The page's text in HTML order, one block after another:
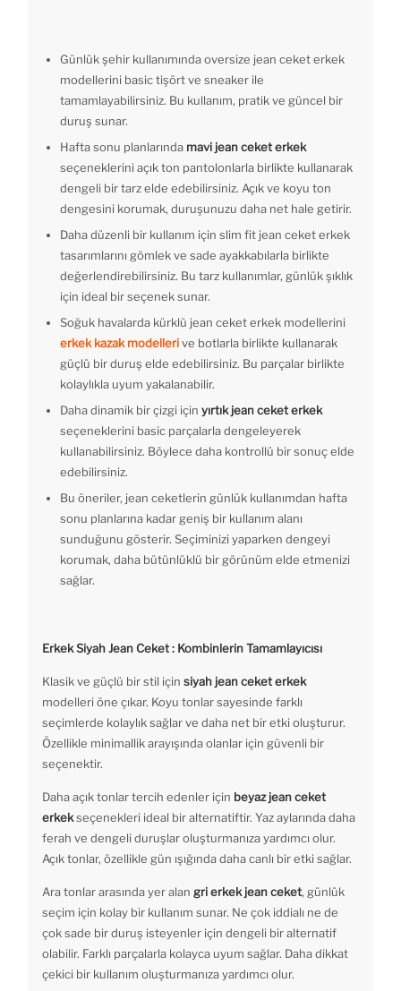
Günlük şehir kullanımında oversize jean ceket erkek
modellerini basic tişört ve sneaker ile
tamamlayabilirsiniz. Bu kullanım, pratik ve güncel bir
duruş sunar.
Hafta sonu planlarında mavi jean ceket erkek
seçeneklerini açık ton pantolonlarla birlikte kullanarak
dengeli bir tarz elde edebilirsiniz. Açık ve koyu ton
dengesini korumak, duruşunuzu daha net hale getirir.
Daha düzenli bir kullanım için slim fit jean ceket erkek
tasarımlarını gömlek ve sade ayakkabılarla birlikte
değerlendirebilirsiniz. Bu tarz kullanımlar, günlük şıklık
için ideal bir seçenek sunar.
Soğuk havalarda kürklü jean ceket erkek modellerini
erkek kazak modellerive botlarla birlikte kullanarak
güçlü bir duruş elde edebilirsiniz. Bu parçalar birlikte
kolaylıkla uyum yakalanabilir.
Daha dinamik bir çizgi için yırtık jean ceket erkek
seçeneklerini basic parçalarla dengeleyerek
kullanabilirsiniz. Böylece daha kontrollü bir sonuç elde
edebilirsiniz.
Bu öneriler, jean ceketlerin günlük kullanımdan hafta
sonu planlarına kadar geniş bir kullanım alanı
sunduğunu gösterir. Seçiminizi yaparken dengeyi
korumak, daha bütünlüklü bir görünüm elde etmenizi
sağlar.
Erkek Siyah Jean Ceket : Kombinlerin Tamamlayıcısı
Klasik ve güçlü bir stil için siyah jean ceket erkek
modelleri öne çıkar. Koyu tonlar sayesinde farklı
seçimlerde kolaylık sağlar ve daha net bir etki oluşturur.
Özellikle minimallik arayışında olanlar için güvenli bir
seçenektir.
Daha açık tonlar tercih edenler için beyaz jean ceket
erkekseçenekleri ideal bir alternatiftir. Yaz aylarında daha
ferah ve dengeli duruşlar oluşturmanıza yardımcı olur.
Açık tonlar, özellikle gün ışığında daha canlı bir etki sağlar.
Ara tonlar arasında yer alan gri erkek jean ceket, günlük
seçim için kolay bir kullanım sunar. Ne çok iddialı ne de
çok sade bir duruş isteyenler için dengeli bir alternatif
olabilir. Farklı parçalarla kolayca uyum sağlar. Daha dikkat
çekici bir kullanım oluşturmanıza yardımcı olur.